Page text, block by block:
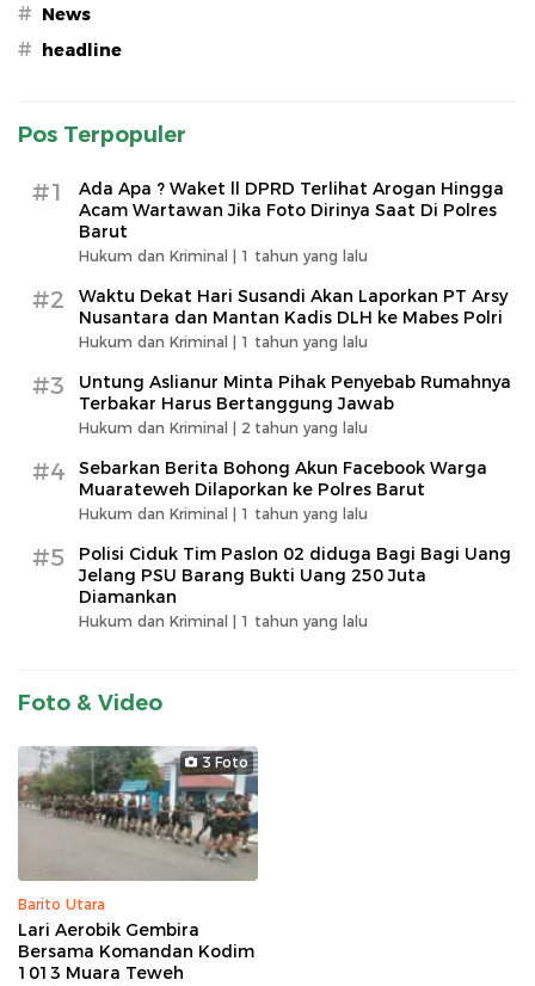
# News
# headline
Pos Terpopuler
#1
Ada Apa ? Waket ll DPRD Terlihat Arogan Hingga
Acam Wartawan Jika Foto Dirinya Saat Di Polres
Barut
Hukum dan Kriminal | 1 tahun yang lalu
#2
Waktu Dekat Hari Susandi Akan Laporkan PT Arsy
Nusantara dan Mantan Kadis DLH ke Mabes Polri
Hukum dan Kriminal | 1 tahun yang lalu
#3
Untung Aslianur Minta Pihak Penyebab Rumahnya
Terbakar Harus Bertanggung Jawab
Hukum dan Kriminal | 2 tahun yang lalu
#4
Sebarkan Berita Bohong Akun Facebook Warga
Muarateweh Dilaporkan ke Polres Barut
Hukum dan Kriminal | 1 tahun yang lalu
#5
Polisi Ciduk Tim Paslon 02 diduga Bagi Bagi Uang
Jelang PSU Barang Bukti Uang 250 Juta
Diamankan
Hukum dan Kriminal | 1 tahun yang lalu
Foto & Video
3 Foto
Barito Utara
Lari Aerobik Gembira
Bersama Komandan Kodim
1013 Muara Teweh